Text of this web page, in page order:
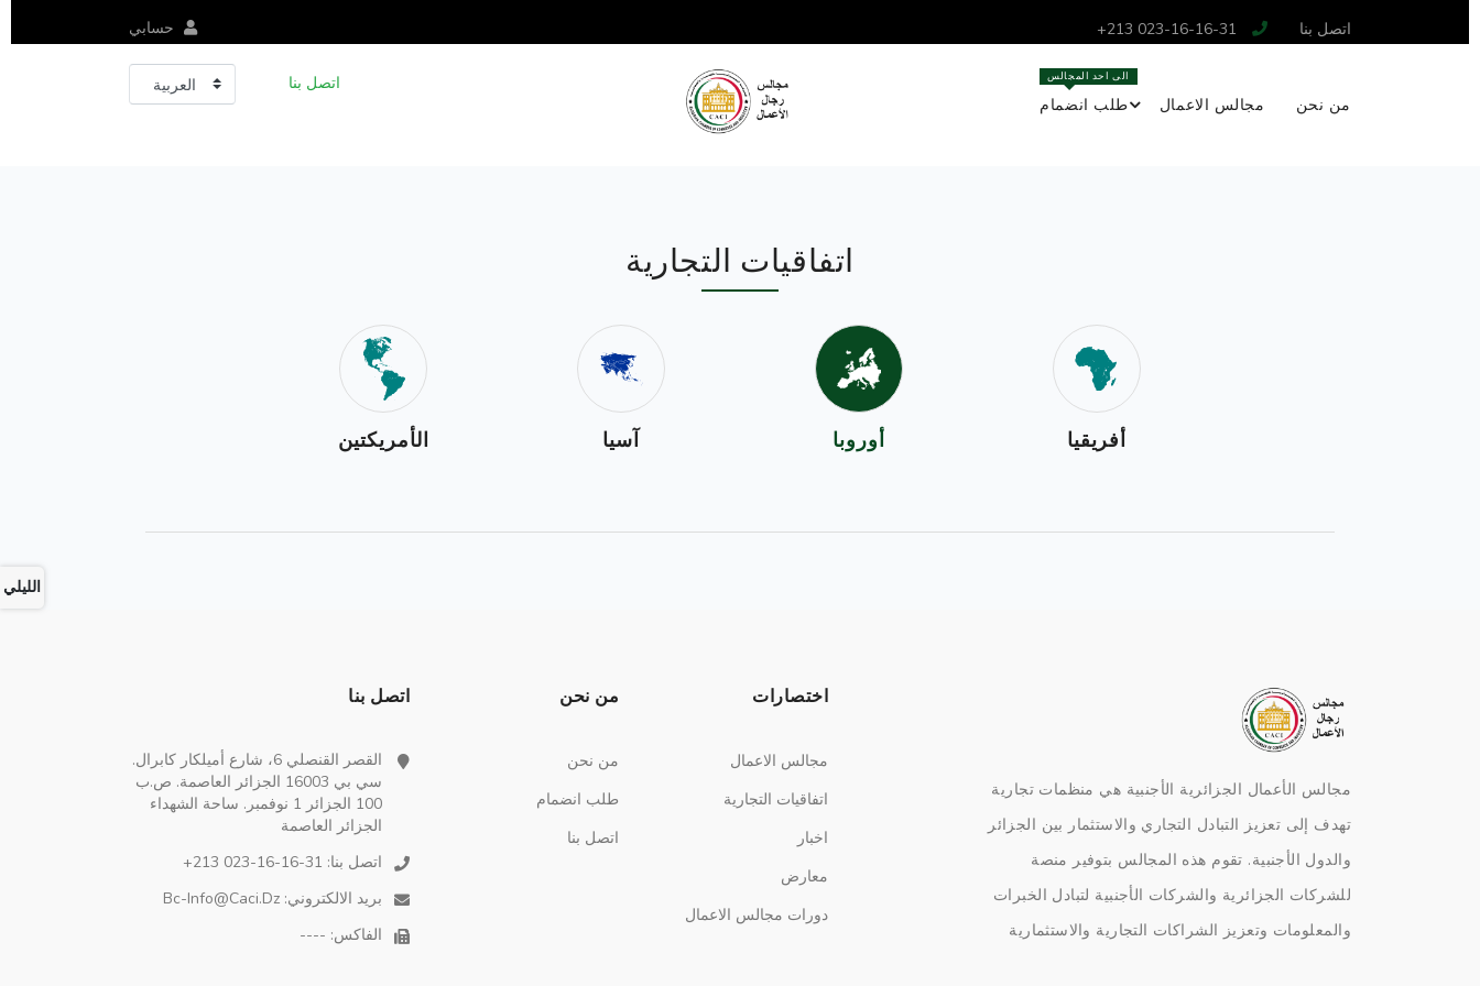
اتصل بنا +213 023-16-16-31 حسابي
من نحن مجالس الاعمال طلب انضمام
الى احد المجالس اتصل بنا
اتفاقيات التجارية
الأمريكتين آسيا أوروبا أفريقيا
مجالس الأعمال الجزائرية الأجنبية هي منظمات تجارية
تهدف إلى تعزيز التبادل التجاري والاستثمار بين الجزائر
والدول الأجنبية. تقوم هذه المجالس بتوفير منصة
للشركات الجزائرية والشركات الأجنبية لتبادل الخبرات
والمعلومات وتعزيز الشراكات التجارية والاستثمارية
اختصارات
مجالس الاعمال
اتفاقيات التجارية
اخبار
معارض
دورات مجالس الاعمال
من نحن
من نحن
طلب انضمام
اتصل بنا
اتصل بنا
القصر القنصلي 6، شارع أميلكار كابرال.
سي بي 16003 الجزائر العاصمة. ص.ب
100 الجزائر 1 نوفمبر. ساحة الشهداء
الجزائر العاصمة
اتصل بنا: +213 023-16-16-31
بريد الالكتروني:Bc-Info@caci.dz
الفاكس: ----
الليلي